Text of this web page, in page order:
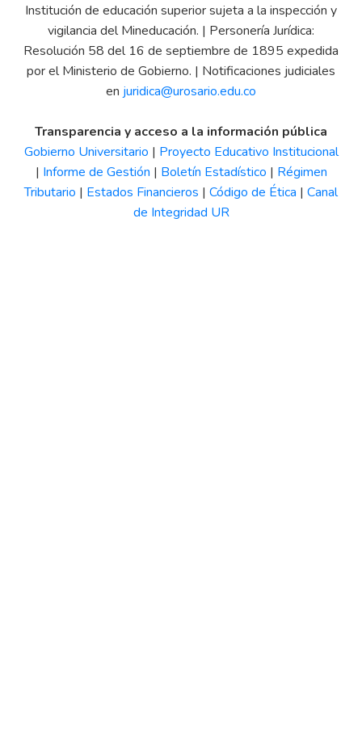
Institución de educación superior sujeta a la inspección y
vigilancia del Mineducación. | Personería Jurídica:
Resolución 58 del 16 de septiembre de 1895 expedida
por el Ministerio de Gobierno. | Notificaciones judiciales
en juridica@urosario.edu.co
Transparencia y acceso a la información pública
Gobierno Universitario | Proyecto Educativo Institucional
| Informe de Gestión | Boletín Estadístico | Régimen
Tributario | Estados Financieros | Código de Ética | Canal
de Integridad UR